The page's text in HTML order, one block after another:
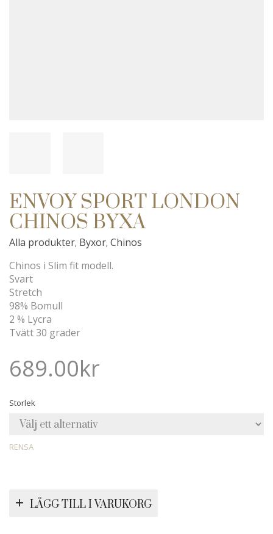
ENVOY SPORT LONDON
CHINOS BYXA
Alla produkter, Byxor, Chinos
Chinos i Slim fit modell.
Svart
Stretch
98% Bomull
2 % Lycra
Tvätt 30 grader
689.00kr
Storlek
RENSA
LÄGG TILL I VARUKORG